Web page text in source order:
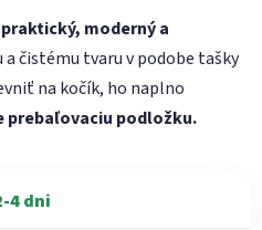
moderný a
a čistému tvaru v podobe tašky
na kočík, ho naplno
prebaľovaciu podložku.
4 dni